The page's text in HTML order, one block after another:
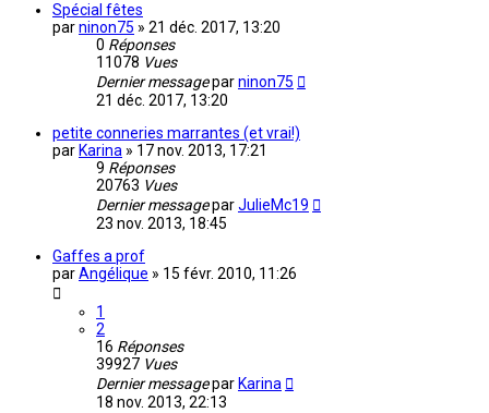
Spécial fêtes
parninon75 » 21 déc. 2017, 13:20
0 Réponses
11078 Vues
Dernier messageparninon75
21 déc. 2017, 13:20
petite conneries marrantes (et vrai!)
par Karina » 17 nov. 2013, 17:21
9 Réponses
20763 Vues
Dernier messageparJulieMc19
23 nov. 2013, 18:45
Gaffes a prof
parAngélique » 15 févr. 2010, 11:26
1
2
16 Réponses
39927 Vues
Dernier messagepar Karina
18 nov. 2013, 22:13